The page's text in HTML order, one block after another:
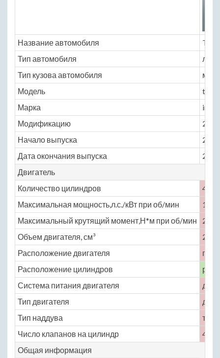
Название автомобиля
Тип автомобиля
Тип кузова автомобиля
Модель
Марка
Модификацию
2.5
Начало выпуска
2004
Дата окончания выпуска
2016
Двигатель
Количество цилиндров
4
Максимальная мощность,л.с./кВт при об/мин
102
Максимальный крутящий момент,Н*м при об/мин
260
Объем двигателя, см³
2494
Расположение двигателя
Расположение цилиндров
Система питания двигателя
Тип двигателя
Тип наддува
Число клапанов на цилиндр
4
Общая информация